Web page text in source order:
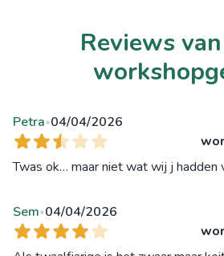
Reviews
Petra•04/04/2026
Twas ok… maar niet wat wij j hadden
Sem•04/04/2026